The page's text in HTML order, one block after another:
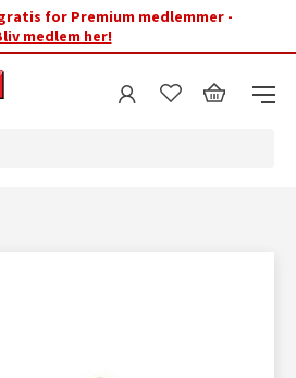
for Premium medlemmer -
medlem her!